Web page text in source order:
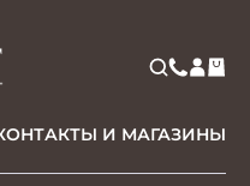
И МАГАЗИНЫ